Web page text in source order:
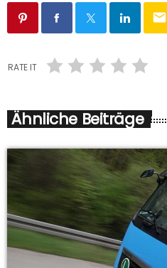
email
RATE IT
Ähnliche Beiträge